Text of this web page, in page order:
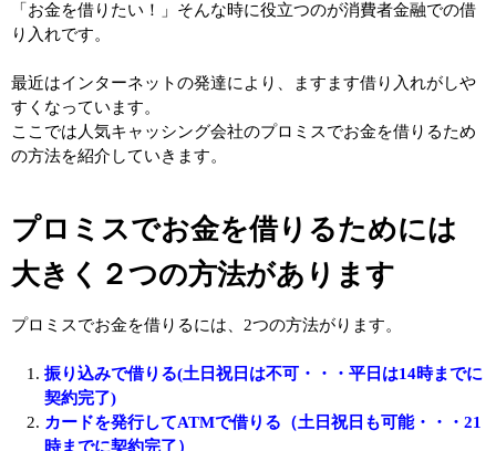
「お金を借りたい！」そんな時に役立つのが消費者金融での借
り入れです。
最近はインターネットの発達により、ますます借り入れがしや
すくなっています。
ここでは人気キャッシング会社のプロミスでお金を借りるため
の方法を紹介していきます。
プロミスでお金を借りるためには
大きく２つの方法があります
プロミスでお金を借りるには、2つの方法がります。
振り込みで借りる(土日祝日は不可・・・平日は14時までに
契約完了)
カードを発行してATMで借りる（土日祝日も可能・・・21
時までに契約完了）